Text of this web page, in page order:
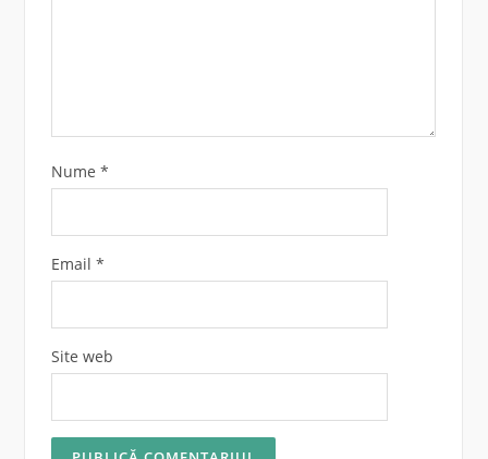
Nume *
Email *
Site web